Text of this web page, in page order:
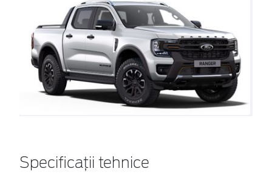
Specificații tehnice